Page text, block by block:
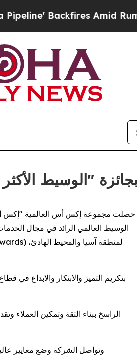
Backfires Amid Rumors
"الوسيط
وتواصل الشركة وضع معايير عالية